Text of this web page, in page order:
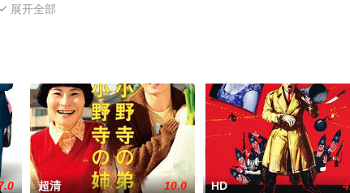
展开全部
超清 10.0 HD